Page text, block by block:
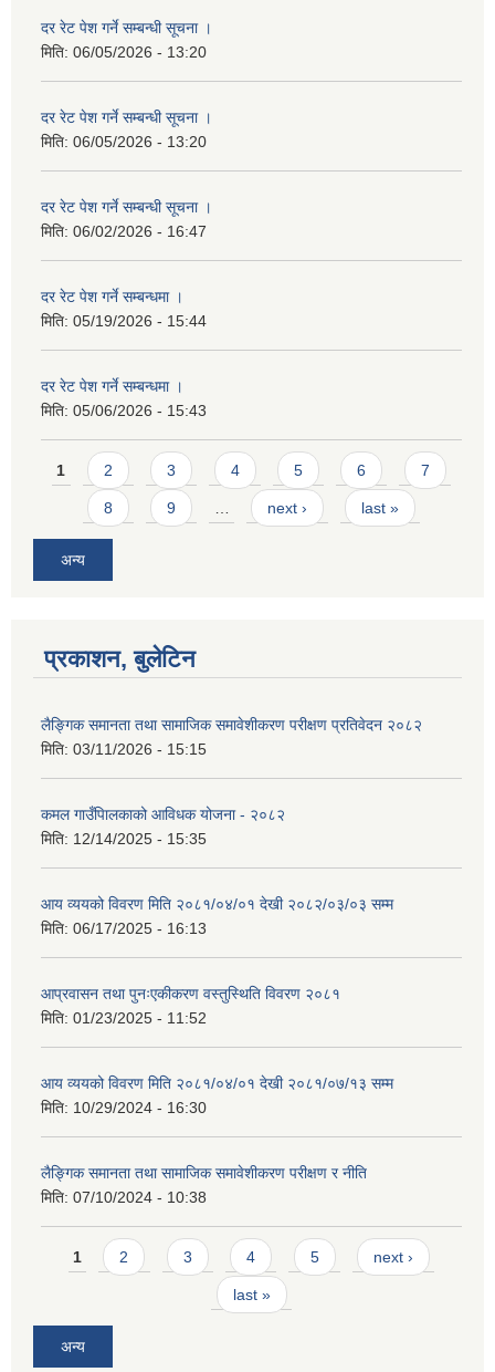
दर रेट पेश गर्ने सम्बन्धी सूचना ।
मिति: 06/05/2026 - 13:20
दर रेट पेश गर्ने सम्बन्धी सूचना ।
मिति: 06/05/2026 - 13:20
दर रेट पेश गर्ने सम्बन्धी सूचना ।
मिति: 06/02/2026 - 16:47
दर रेट पेश गर्ने सम्बन्धमा ।
मिति: 05/19/2026 - 15:44
दर रेट पेश गर्ने सम्बन्धमा ।
मिति: 05/06/2026 - 15:43
Pages
1 2 3 4 5 6 7
8 9 … next › last »
अन्य
प्रकाशन, बुलेटिन
लैङ्गिक समानता तथा सामाजिक समावेशीकरण परीक्षण प्रतिवेदन २०८२
मिति: 03/11/2026 - 15:15
कमल गाउँपािलकाको आविधक योजना - २०८२
मिति: 12/14/2025 - 15:35
आय व्ययको विवरण मिति २०८१/०४/०१ देखी २०८२/०३/०३ सम्म
मिति: 06/17/2025 - 16:13
आप्रवासन तथा पुनःएकीकरण वस्तुस्थिति विवरण २०८१
मिति: 01/23/2025 - 11:52
आय व्ययको विवरण मिति २०८१/०४/०१ देखी २०८१/०७/१३ सम्म
मिति: 10/29/2024 - 16:30
लैङ्गिक समानता तथा सामाजिक समावेशीकरण परीक्षण र नीति
मिति: 07/10/2024 - 10:38
Pages
1 2 3 4 5 next ›
last »
अन्य